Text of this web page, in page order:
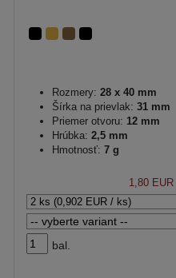
Rozmery: 28 x 40 mm
Šírka na prievlak: 31 mm
Priemer otvoru: 12 mm
Hrúbka: 2,5 mm
Hmotnosť: 7 g
1,80 EUR
bal.